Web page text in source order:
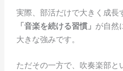
実際、部活だけで大きく成長
「音楽を続ける習慣」 が自然
大きな強みです。
ただその一方で、吹奏楽部と